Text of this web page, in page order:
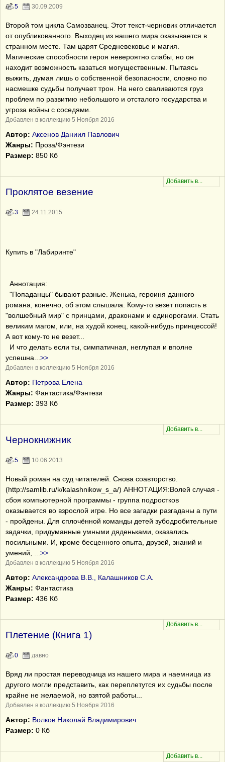
5 30.09.2009
Второй том цикла Самозванец. Этот текст-черновик отличается
от опубликованного. Выходец из нашего мира оказывается в
странном месте. Там царят Средневековье и магия.
Магические способности героя невероятно слабы, но он
находит возможность казаться могущественным. Пытаясь
выжить, думая лишь о собственной безопасности, словно по
насмешке судьбы получает трон. На него сваливаются груз
проблем по развитию небольшого и отсталого государства и
угроза войны с соседями.
Добавлен в коллекцию 5 Ноября 2016
Автор: Аксенов Даниил Павлович
Жанры: Проза/Фэнтези
Размер: 850 Кб
Проклятое везение
3 24.11.2015
Купить в "Лабиринте"
Аннотация:
"Попаданцы" бывают разные. Женька, героиня данного
романа, конечно, об этом слышала. Кому-то везет попасть в
"волшебный мир" с принцами, драконами и единорогами. Стать
великим магом, или, на худой конец, какой-нибудь принцессой!
А вот кому-то не везет...
И что делать если ты, симпатичная, неглупая и вполне
успешна
>>
Добавлен в коллекцию 5 Ноября 2016
Автор: Петрова Елена
Жанры: Фантастика/Фэнтези
Размер: 393 Кб
Чернокнижник
5 10.06.2013
Новый роман на суд читателей. Снова соавторство.
(http://samlib.ru/k/kalashnikow_s_a/) АННОТАЦИЯ:Волей случая -
сбоя компьютерной программы - группа подростков
оказывается во взрослой игре. Но все загадки разгаданы а пути
- пройдены. Для сплочённой команды детей зубодробительные
задачки, придуманные умными дяденьками, оказались
посильными. И, кроме бесценного опыта, друзей, знаний и
умений,
>>
Добавлен в коллекцию 5 Ноября 2016
Автор: Александрова В.В., Калашников С.А.
Жанры: Фантастика
Размер: 436 Кб
Плетение (Книга 1)
0 давно
Вряд ли простая переводчица из нашего мира и наемница из
другого могли представить, как переплетутся их судьбы после
крайне не желаемой, но взятой работы...
Добавлен в коллекцию 5 Ноября 2016
Автор: Волков Николай Владимирович
Размер: 0 Кб